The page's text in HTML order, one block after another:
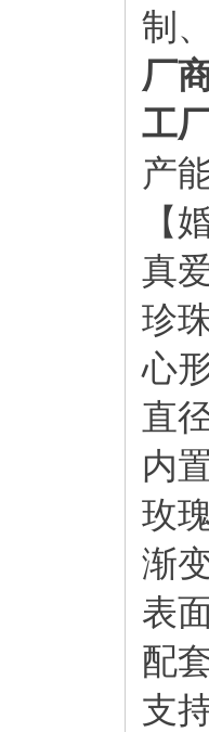
制
厂
工
产
【
真
珍
心
直
内
玫
渐
表
配
支